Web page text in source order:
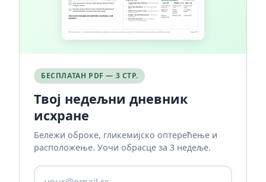
БЕСПЛАТАН PDF — 3 СТР.
Твој недељни дневник
исхране
Бележи оброке, гликемијско оптерећење и
расположење. Уочи обрасце за 3 недеље.